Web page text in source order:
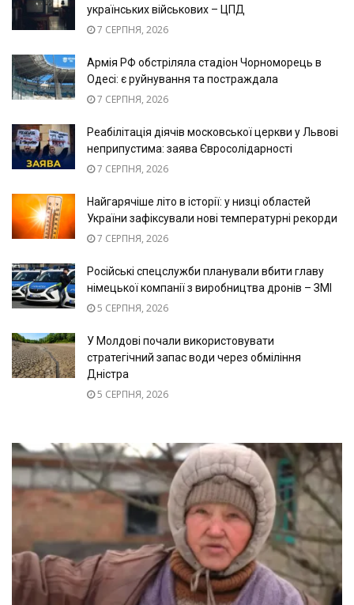
українських військових – ЦПД
7 СЕРПНЯ, 2026
Армія РФ обстріляла стадіон Чорноморець в
Одесі: є руйнування та постраждала
7 СЕРПНЯ, 2026
Реабілітація діячів московської церкви у Львові
неприпустима: заява Євросолідарності
7 СЕРПНЯ, 2026
Найгарячіше літо в історії: у низці областей
України зафіксували нові температурні рекорди
7 СЕРПНЯ, 2026
Російські спецслужби планували вбити главу
німецької компанії з виробництва дронів – ЗМІ
5 СЕРПНЯ, 2026
У Молдові почали використовувати
стратегічний запас води через обміління
Дністра
5 СЕРПНЯ, 2026